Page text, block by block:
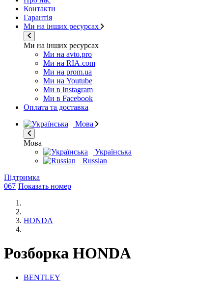
Контакти
Гарантія
Ми на інших ресурсах
Ми на інших ресурсах
Ми на avto.pro
Ми на RIA.com
Ми на prom.ua
Ми на Youtube
Ми в Instagram
Ми в Facebook
Оплата та доставка
Мова
Мова
Українська
Russian
Підтримка
067 Показать номер
HONDA
Розборка HONDA
BENTLEY